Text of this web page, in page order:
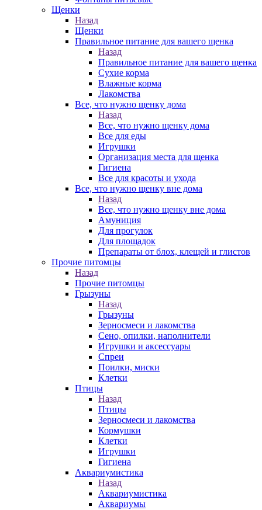
Щенки
Назад
Щенки
Правильное питание для вашего щенка
Назад
Правильное питание для вашего щенка
Сухие корма
Влажные корма
Лакомства
Все, что нужно щенку дома
Назад
Все, что нужно щенку дома
Все для еды
Игрушки
Организация места для щенка
Гигиена
Все для красоты и ухода
Все, что нужно щенку вне дома
Назад
Все, что нужно щенку вне дома
Амуниция
Для прогулок
Для площадок
Препараты от блох, клещей и глистов
Прочие питомцы
Назад
Прочие питомцы
Грызуны
Назад
Грызуны
Зерносмеси и лакомства
Сено, опилки, наполнители
Игрушки и аксессуары
Спреи
Поилки, миски
Клетки
Птицы
Назад
Птицы
Зерносмеси и лакомства
Кормушки
Клетки
Игрушки
Гигиена
Аквариумистика
Назад
Аквариумистика
Аквариумы